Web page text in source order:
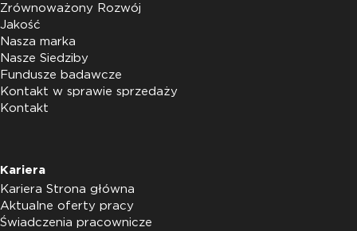
Zrównoważony Rozwój
Jakość
Nasza marka
Nasze Siedziby
Fundusze badawcze
Kontakt w sprawie sprzedaży
Kontakt
Kariera
Kariera Strona główna
Aktualne oferty pracy
Świadczenia pracownicze